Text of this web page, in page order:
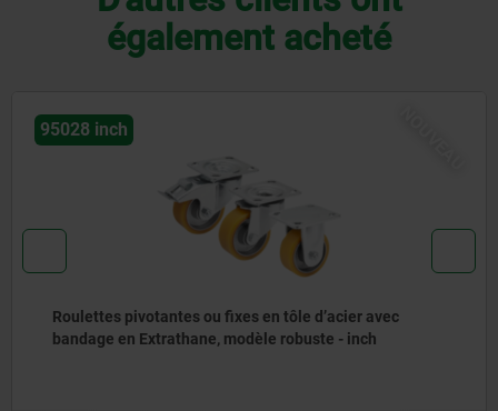
également acheté
95028 inch
Roulettes pivotantes ou fixes en tôle d’acier avec
bandage en Extrathane, modèle robuste - inch